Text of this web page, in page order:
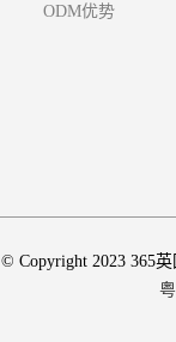
ODM优势
© Copyright 2023 365